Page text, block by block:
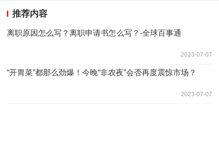
推荐内容
离职原因怎么写？离职申请书怎么写？-全球百事通
2023-07-07
“开胃菜”都那么劲爆！今晚“非农夜”会否再度震惊市场？
2023-07-07